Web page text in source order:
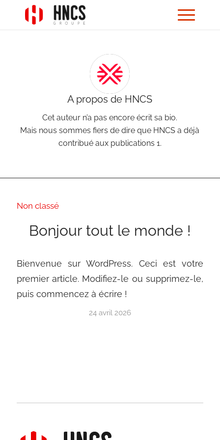
A propos de HNCS
Cet auteur n’a pas encore écrit sa bio.
Mais nous sommes fiers de dire que HNCS a déjà
contribué aux publications 1.
Non classé
Bonjour tout le monde !
Bienvenue sur WordPress. Ceci est votre
premier article. Modifiez-le ou supprimez-le,
puis commencez à écrire !
24 avril 2026